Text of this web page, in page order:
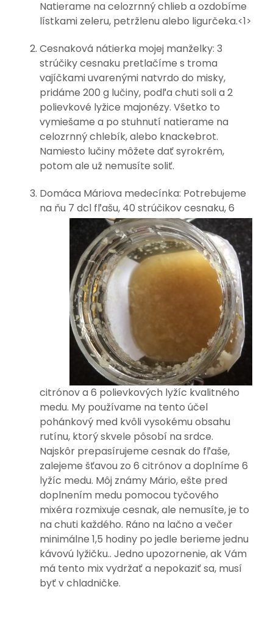
Natierame na celozrnný chlieb a ozdobíme
lístkami zeleru, petržlenu alebo ligurčeka.<1>
Cesnaková nátierka mojej manželky: 3
strúčiky cesnaku pretlačíme s troma
vajíčkami uvarenými natvrdo do misky,
pridáme 200 g lučiny, podľa chuti soli a 2
polievkové lyžice majonézy. Všetko to
vymiešame a po stuhnutí natierame na
celozrnný chlebík, alebo knackebrot.
Namiesto lučiny môžete dať syrokrém,
potom ale už nemusíte soliť.
Domáca Máriova medecínka: Potrebujeme
na ňu 7 dcl fľašu, 40 strúčikov cesnaku, 6
citrónov a 6 polievkových lyžíc kvalitného
medu. My používame na tento účel
pohánkový med kvôli vysokému obsahu
rutínu, ktorý skvele pôsobí na srdce.
Najskôr prepasírujeme cesnak do fľaše,
zalejeme šťavou zo 6 citrónov a doplníme 6
lyžíc medu. Môj známy Mário, ešte pred
doplnením medu pomocou tyčového
mixéra rozmixuje cesnak, ale nemusíte, je to
na chuti každého. Ráno na lačno a večer
minimálne 1,5 hodiny po jedle berieme jednu
kávovú lyžičku.. Jedno upozornenie, ak Vám
má tento mix vydržať a nepokaziť sa, musí
byť v chladničke.